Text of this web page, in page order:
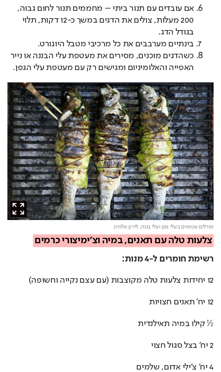
אם עובדים עם תנור ביתי – מחממים תנור לחום גבוה,
200 מעלות, צולים את הדגים במשך כ-12 דקות, תלוי
בגודל הדג.
בינתיים מערבבים את כל מרכיבי מטבל היוגורט.
כשהדגים מוכנים, מסירים את מעטפת עלי הבננה או נייר
האפייה והאלומיניום ומגישים רק עם מעטפת עלי הגפן.
פורלים עטופים בעלי גפן ועלי בננה,לירון אלמוג
צלעות טלה עם תאנים, במיה וצ׳ימיצורי כרמים
רשימת חומרים ל-4 מנות:
½ קילו במיה תאילנדית